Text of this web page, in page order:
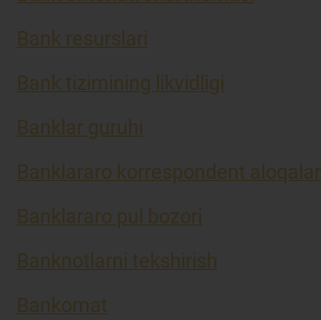
Bank resurslari
Bank tizimining likvidligi
Banklar guruhi
Banklararo korrespondent aloqalar
Banklararo pul bozori
Banknotlarni tekshirish
Bankomat